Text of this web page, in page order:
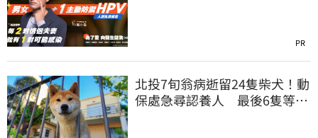
PR
北投7旬翁病逝留24隻柴犬！動
保處急尋認養人 最後6隻等新